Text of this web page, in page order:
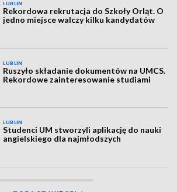
LUBLIN
Rekordowa rekrutacja do Szkoły Orląt. O
jedno miejsce walczy kilku kandydatów
LUBLIN
Ruszyło składanie dokumentów na UMCS.
Rekordowe zainteresowanie studiami
LUBLIN
Studenci UM stworzyli aplikację do nauki
angielskiego dla najmłodszych